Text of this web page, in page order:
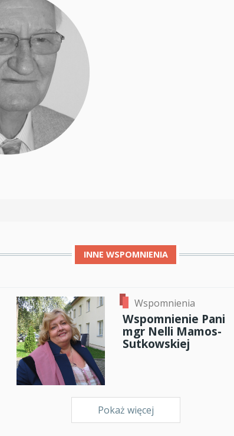
INNE WSPOMNIENIA
Wspomnienia
Wspomnienie Pani
mgr Nelli Mamos-
Sutkowskiej
Pokaż więcej